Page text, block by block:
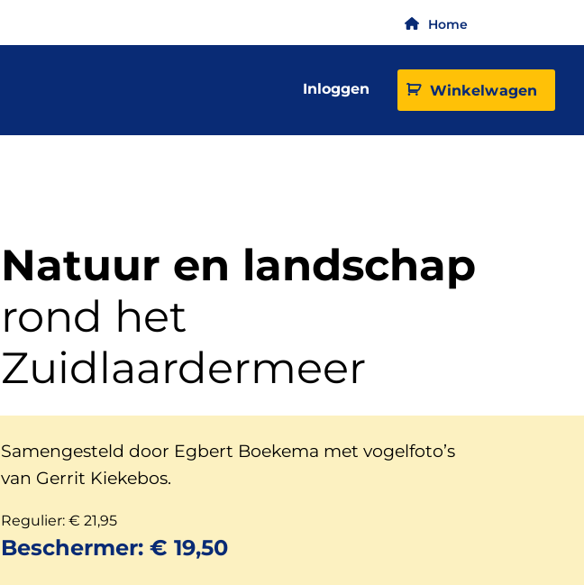
Home
Inloggen Winkelwagen
Natuur en landschap
rond het
Zuidlaardermeer
Samengesteld door Egbert Boekema met vogelfoto’s
van Gerrit Kiekebos.
Regulier: € 21,95
Beschermer: € 19,50